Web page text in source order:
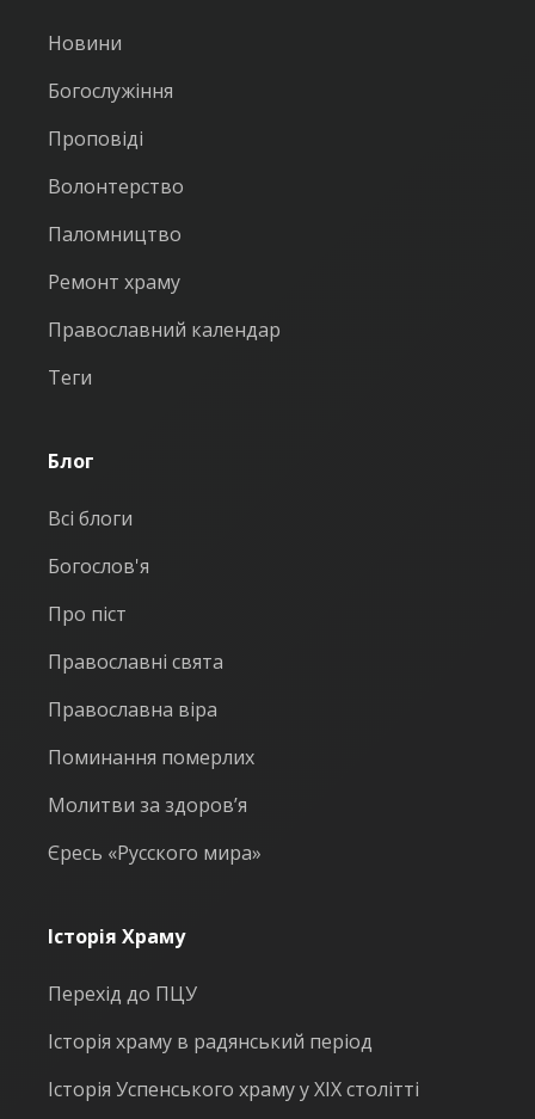
Новини
Богослужіння
Проповіді
Волонтерство
Паломництво
Ремонт храму
Православний календар
Теги
Блог
Всі блоги
Богослов'я
Про піст
Православні свята
Православна віра
Поминання померлих
Молитви за здоров’я
Єресь «Русского мира»
Історія Храму
Перехід до ПЦУ
Історія храму в радянський період
Історія Успенського храму у ХІХ столітті